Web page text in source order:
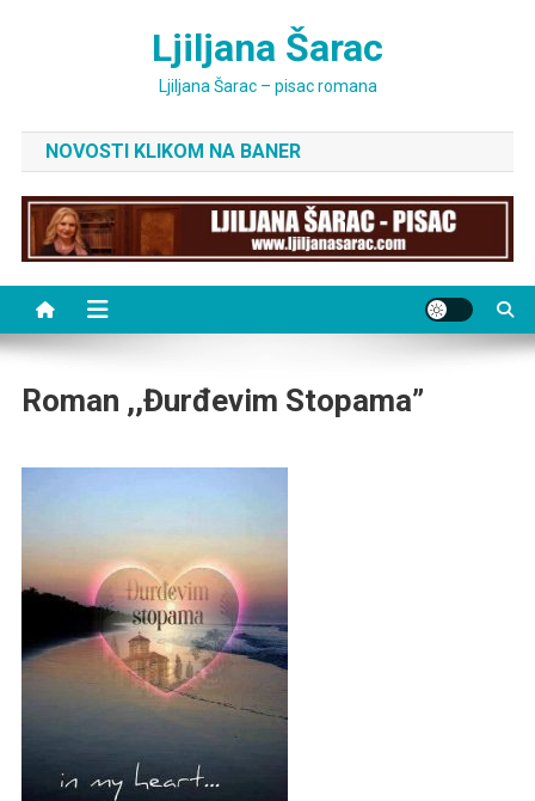
Ljiljana Šarac
Ljiljana Šarac – pisac romana
NOVOSTI KLIKOM NA BANER
Roman ,,Đurđevim Stopama”